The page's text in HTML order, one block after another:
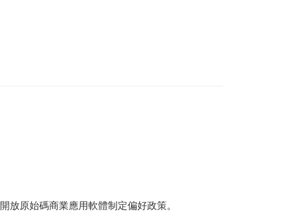
原始碼商業應用軟體制定偏好政策。